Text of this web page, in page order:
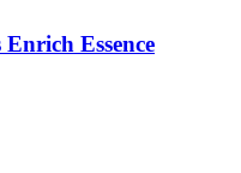
Essence